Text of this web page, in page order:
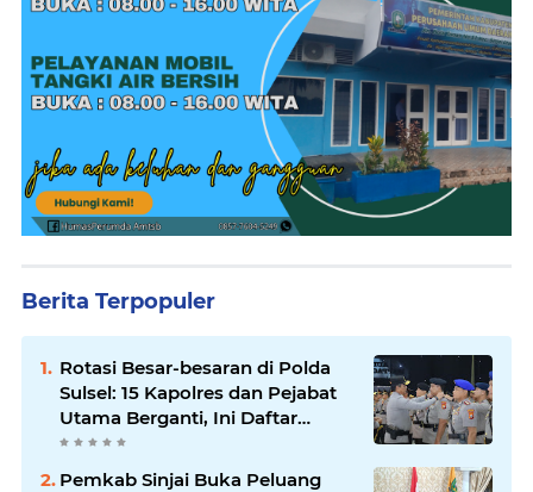
Berita Terpopuler
Rotasi Besar-besaran di Polda
Sulsel: 15 Kapolres dan Pejabat
Utama Berganti, Ini Daftar
Lengkapnya
Pemkab Sinjai Buka Peluang